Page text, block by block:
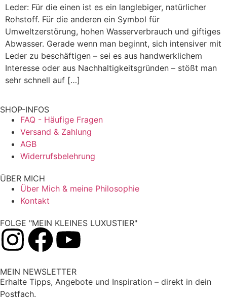
Leder: Für die einen ist es ein langlebiger, natürlicher
Rohstoff. Für die anderen ein Symbol für
Umweltzerstörung, hohen Wasserverbrauch und giftiges
Abwasser. Gerade wenn man beginnt, sich intensiver mit
Leder zu beschäftigen – sei es aus handwerklichem
Interesse oder aus Nachhaltigkeitsgründen – stößt man
sehr schnell auf […]
SHOP-INFOS
FAQ - Häufige Fragen
Versand & Zahlung
AGB
Widerrufsbelehrung
ÜBER MICH
Über Mich & meine Philosophie
Kontakt
FOLGE "MEIN KLEINES LUXUSTIER"
MEIN NEWSLETTER
Erhalte Tipps, Angebote und Inspiration – direkt in dein
Postfach.